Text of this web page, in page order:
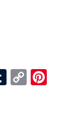
Tumblr
Copy